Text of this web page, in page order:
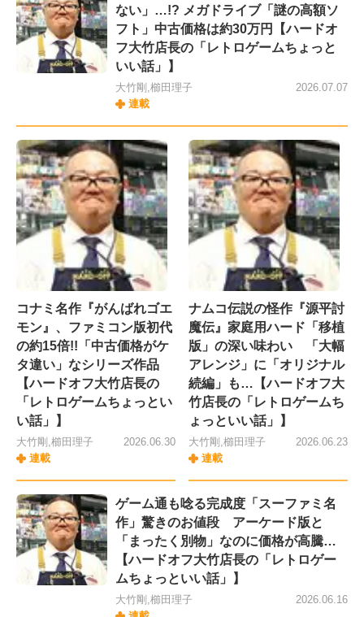
ない」…!? メガドライブ「謎の高額ソ
フト」中古価格は約30万円【ハードオ
フ大竹店長の「レトロゲームちょっと
いい話」】
大竹剛,櫛田理子
連載
2026.07.07
コナミ名作『がんばれゴエ
モン』、ファミコン版初代
の約15倍!!「中古価格がケ
タ違い」なシリーズ作品
【ハードオフ大竹店長の
「レトロゲームちょっとい
い話」】
大竹剛,櫛田理子
連載
2026.06.30
ナムコ伝説の怪作『源平討
魔伝』家庭用ハード「移植
版」の深い味わい 「大幅
アレンジ」に「オリジナル
続編」も…【ハードオフ大
竹店長の「レトロゲームち
ょっといい話」】
大竹剛,櫛田理子
連載
2026.06.23
ゲーム通も唸る完成度「スーファミ名
作」驚きのお値段 アーケード版と
「まったく別物」なのに価格が高騰…
【ハードオフ大竹店長の「レトロゲー
ムちょっといい話」】
大竹剛,櫛田理子
2026.06.16